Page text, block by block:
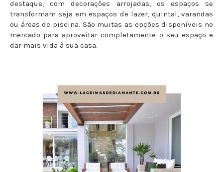
destaque, com decorações arrojadas, os espaços se
transformam seja em espaços de lazer, quintal, varandas
ou áreas de piscina. São muitas as opções disponíveis no
mercado para aproveitar completamente o seu espaço e
dar mais vida à sua casa.